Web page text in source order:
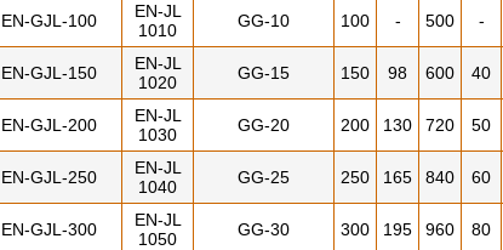
EN-GJL-100
EN-JL
1010
GG-10 100 - 500 -
EN-GJL-150
EN-JL
1020
GG-15 150 98 600 40
EN-GJL-200
EN-JL
1030
GG-20 200 130 720 50
EN-GJL-250
EN-JL
1040
GG-25 250 165 840 60
EN-GJL-300
EN-JL
1050
GG-30 300 195 960 80